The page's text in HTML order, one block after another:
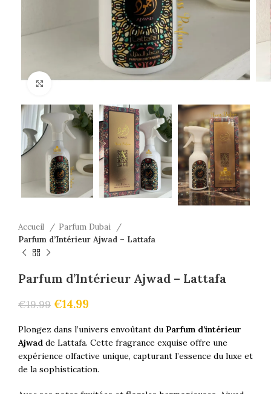
Click to enlarge
Accueil
Parfum Dubai
Parfum d’Intérieur Ajwad – Lattafa
Parfum d’Intérieur Ajwad – Lattafa
€19.99 €14.99
Plongez dans l’univers envoûtant du Parfum d’intérieur
Ajwad de Lattafa. Cette fragrance exquise offre une
expérience olfactive unique, capturant l’essence du luxe et
de la sophistication.